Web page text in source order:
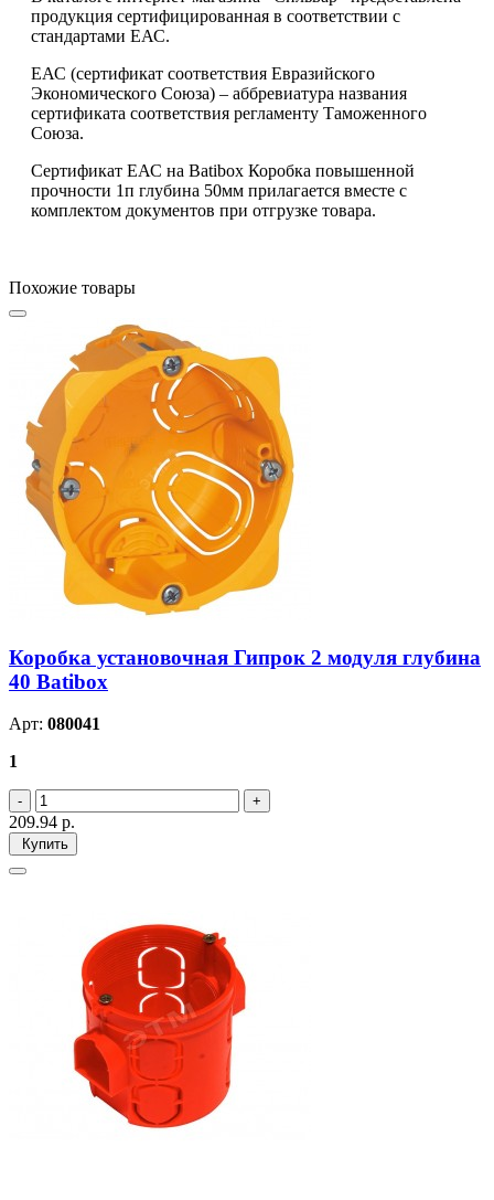
продукция сертифицированная в соответствии с
стандартами ЕАС.
ЕАС (сертификат соответствия Евразийского
Экономического Союза) – аббревиатура названия
сертификата соответствия регламенту Таможенного
Союза.
Сертификат ЕАС на Batibox Коробка повышенной
прочности 1п глубина 50мм прилагается вместе с
комплектом документов при отгрузке товара.
Похожие товары
Коробка установочная Гипрок 2 модуля глубина
40 Batibox
Арт: 080041
1
209.94 р.
Купить